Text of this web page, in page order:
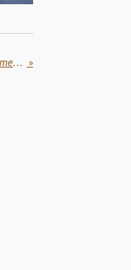
"The one thing you shouldn't do is try to tell a cab driver how to get somewhere." (Jimmy Fallon) »